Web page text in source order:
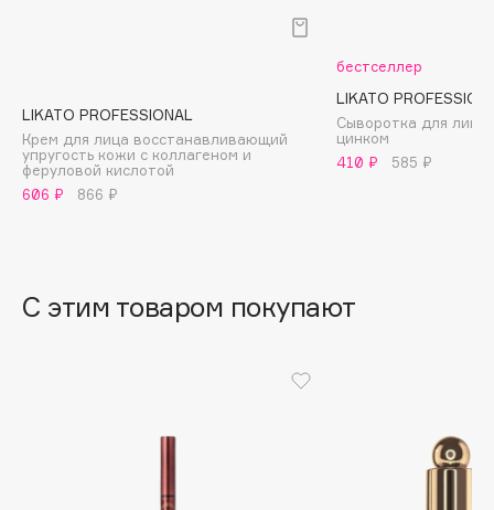
Balmain Hair Couture
Banderas
Basicare
Beautyblades
НОВИНКА
LIKATO PROFESSIONAL
Крем для лица восстанавливающий
упругость кожи с коллагеном и
феруловой кислотой
606 ₽
866 ₽
бестселлер
LIKATO
Сыворотка для
цинком
410 ₽
585 ₽
С этим товаром покупают